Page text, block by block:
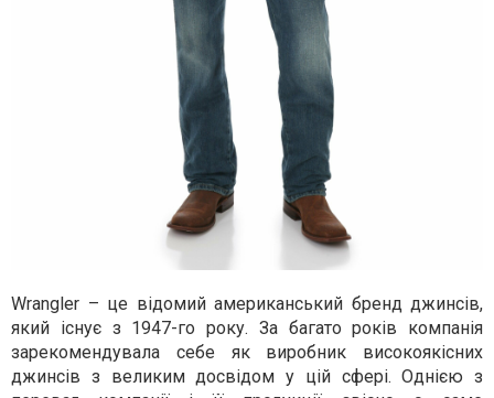
Wrangler – це відомий американський бренд джинсів,
який існує з 1947-го року. За багато років компанія
зарекомендувала себе як виробник високоякісних
джинсів з великим досвідом у цій сфері. Однією з